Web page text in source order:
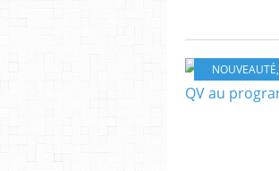
NOUVEAUTÉ,